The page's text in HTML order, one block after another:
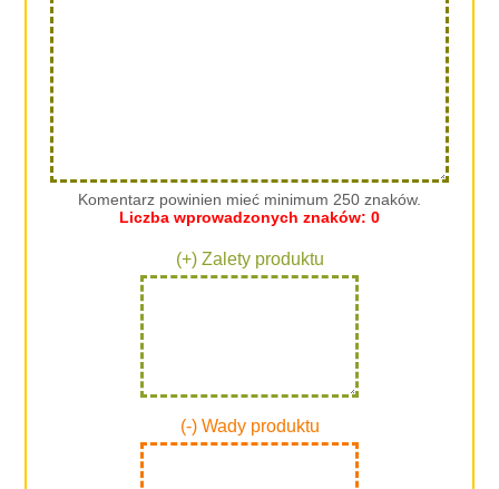
Komentarz powinien mieć minimum 250 znaków.
Liczba wprowadzonych znaków: 0
(+) Zalety produktu
(-) Wady produktu